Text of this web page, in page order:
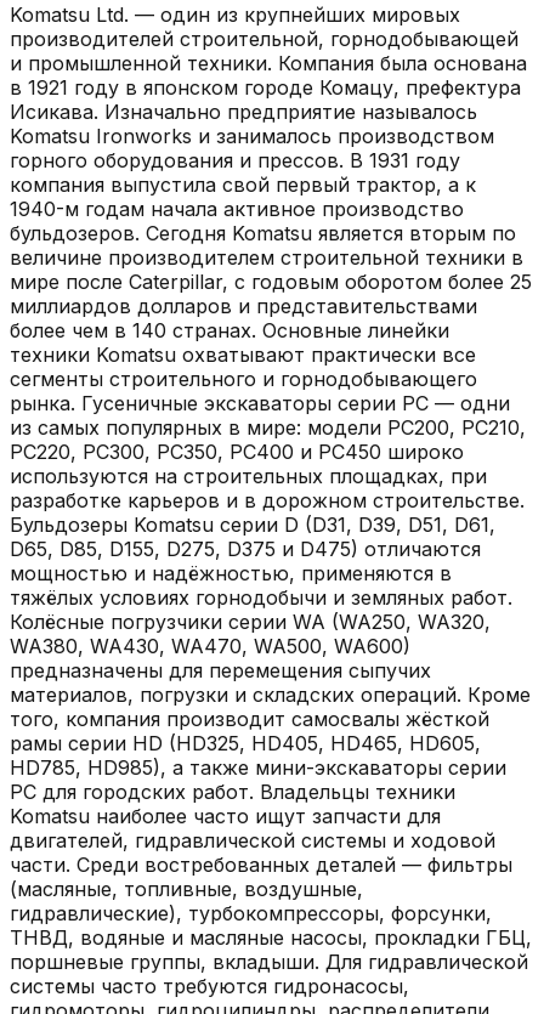
Komatsu Ltd. — один из крупнейших мировых
производителей строительной, горнодобывающей
и промышленной техники. Компания была основана
в 1921 году в японском городе Комацу, префектура
Исикава. Изначально предприятие называлось
Komatsu Ironworks и занималось производством
горного оборудования и прессов. В 1931 году
компания выпустила свой первый трактор, а к
1940-м годам начала активное производство
бульдозеров. Сегодня Komatsu является вторым по
величине производителем строительной техники в
мире после Caterpillar, с годовым оборотом более 25
миллиардов долларов и представительствами
более чем в 140 странах. Основные линейки
техники Komatsu охватывают практически все
сегменты строительного и горнодобывающего
рынка. Гусеничные экскаваторы серии PC — одни
из самых популярных в мире: модели PC200, PC210,
PC220, PC300, PC350, PC400 и PC450 широко
используются на строительных площадках, при
разработке карьеров и в дорожном строительстве.
Бульдозеры Komatsu серии D (D31, D39, D51, D61,
D65, D85, D155, D275, D375 и D475) отличаются
мощностью и надёжностью, применяются в
тяжёлых условиях горнодобычи и земляных работ.
Колёсные погрузчики серии WA (WA250, WA320,
WA380, WA430, WA470, WA500, WA600)
предназначены для перемещения сыпучих
материалов, погрузки и складских операций. Кроме
того, компания производит самосвалы жёсткой
рамы серии HD (HD325, HD405, HD465, HD605,
HD785, HD985), а также мини-экскаваторы серии
PC для городских работ. Владельцы техники
Komatsu наиболее часто ищут запчасти для
двигателей, гидравлической системы и ходовой
части. Среди востребованных деталей — фильтры
(масляные, топливные, воздушные,
гидравлические), турбокомпрессоры, форсунки,
ТНВД, водяные и масляные насосы, прокладки ГБЦ,
поршневые группы, вкладыши. Для гидравлической
системы часто требуются гидронасосы,